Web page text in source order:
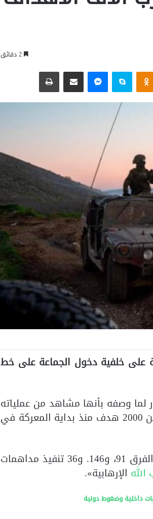
سكايب
على خلفية دخول الجماعة على خط
وصفه بأنها مشاهد من عملياته
إنه هاجم أكثر من 2000 هدف منذ بداية المعركة في
وأضاف أنه «في إطار جهد الدفاع الأمامي، تواصل الفرق 91، و146. و36 تنفيذ مداهمات
الله الإرهابية».